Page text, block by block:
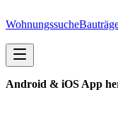
Wohnungssuche
Android & iOS App